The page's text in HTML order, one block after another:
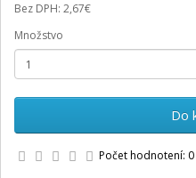
Bez DPH: 2,67€
Množstvo
Do
Počet hodnotení: 0